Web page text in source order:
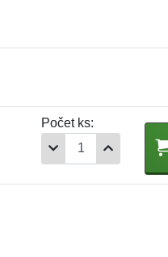
Počet ks: